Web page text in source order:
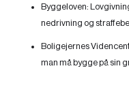
Byggeloven:
nedrivning og
Boligejernes
man må bygge på sin